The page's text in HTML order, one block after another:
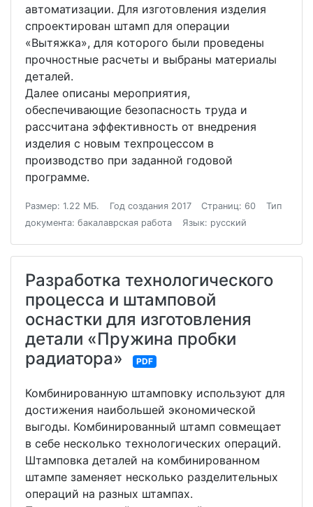
автоматизации. Для изготовления изделия
спроектирован штамп для операции
«Вытяжка», для которого были проведены
прочностные расчеты и выбраны материалы
деталей.
Далее описаны мероприятия,
обеспечивающие безопасность труда и
рассчитана эффективность от внедрения
изделия с новым техпроцессом в
производство при заданной годовой
программе.
Размер: 1.22 МБ. Год создания 2017 Страниц: 60
Тип
документа: бакалаврская работа
Язык: русский
Разработка технологического
процесса и штамповой
оснастки для изготовления
детали «Пружина пробки
радиатора»
PDF
Комбинированную штамповку используют для
достижения наибольшей экономической
выгоды. Комбинированный штамп совмещает
в себе несколько технологических операций.
Штамповка деталей на комбинированном
штампе заменяет несколько разделительных
операций на разных штампах.